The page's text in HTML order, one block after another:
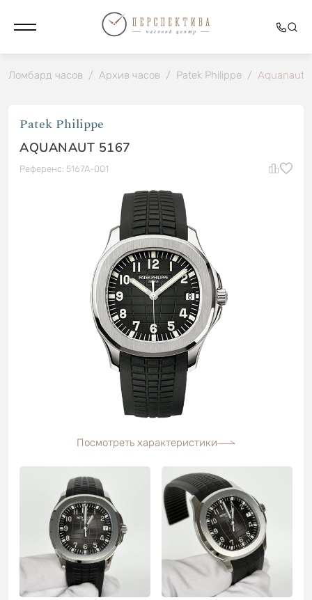
Ломбард часов / Архив часов / Patek Philippe / Aquanaut
Patek Philippe
AQUANAUT 5167
Референс: 5167A-001
Посмотреть характеристики